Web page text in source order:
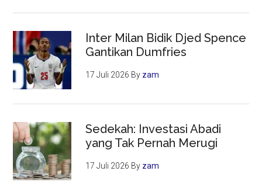
Inter Milan Bidik Djed Spence
Gantikan Dumfries
17 Juli 2026 By zam
Sedekah: Investasi Abadi
yang Tak Pernah Merugi
17 Juli 2026 By zam